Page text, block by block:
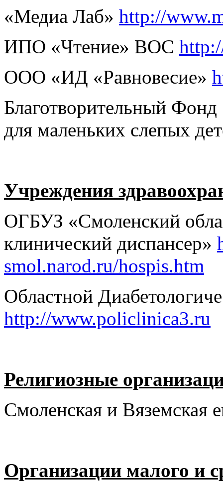
«Медиа Лаб» http://
ИПО «Чтение» ВОС
ООО «ИД «Равновесие»
Благотворительный
для маленьких слепых
Учреждения
ОГБУЗ «Смоленский
клинический диспансер»
smol.narod.ru/hospis.htm
Областной
http://www.policlinica3.ru
Религиозные
Смоленская и Вяземская
Организации малого и